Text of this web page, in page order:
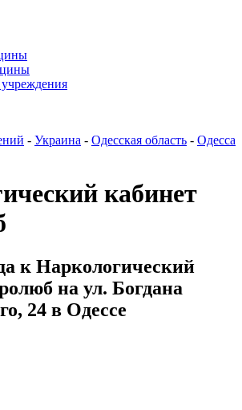
- Украина - Одесская область - Одесса
кабинет
к Наркологический
на ул. Богдана
24 в Одессе